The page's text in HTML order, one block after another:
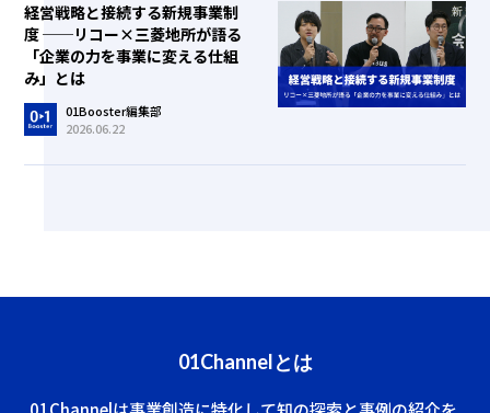
経営戦略と接続する新規事業制
度 ──リコー×三菱地所が語る
「企業の力を事業に変える仕組
み」とは
01Booster編集部
2026.06.22
01Channelとは